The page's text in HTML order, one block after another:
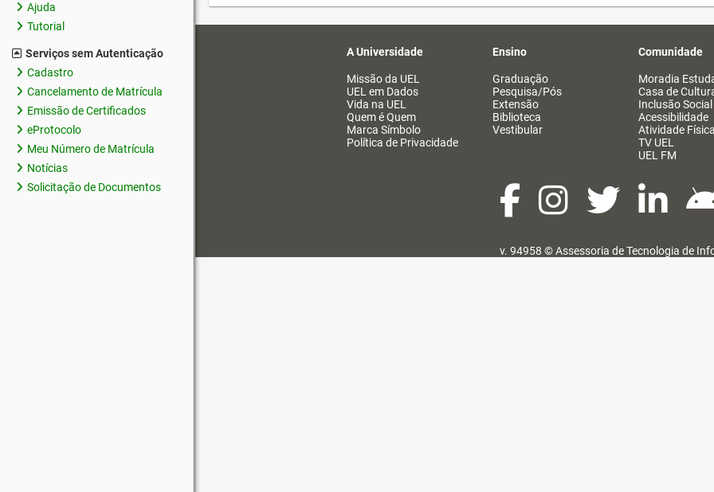
Ajuda
Tutorial
Serviços sem Autenticação
Cadastro
Cancelamento de Matrícula
Emissão de Certificados
eProtocolo
Meu Número de Matrícula
Notícias
Solicitação de Documentos
A Universidade
Missão da UEL
UEL em Dados
Vida na UEL
Quem é Quem
Marca Símbolo
Política de Privacidade
Ensino
Graduação
Pesquisa/Pós
Extensão
Biblioteca
Vestibular
Comunidade
Moradia
Casa de
Inclusão Social
Acessibilidade
Atividade Física
TV UEL
UEL FM
v. 94958 ©Assessoria de Tecnologia de